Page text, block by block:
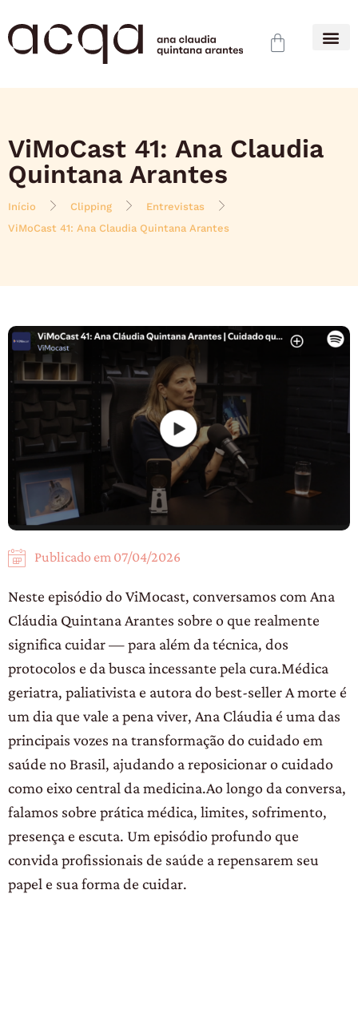
ViMoCast 41: Ana Claudia
Quintana Arantes
Início Clipping
Entrevistas
ViMoCast 41: Ana Claudia Quintana Arantes
Publicado em 07/04/2026
Neste episódio do ViMocast, conversamos com Ana
Cláudia Quintana Arantes sobre o que realmente
significa cuidar — para além da técnica, dos
protocolos e da busca incessante pela cura.Médica
geriatra, paliativista e autora do best-seller A morte é
um dia que vale a pena viver, Ana Cláudia é uma das
principais vozes na transformação do cuidado em
saúde no Brasil, ajudando a reposicionar o cuidado
como eixo central da medicina.Ao longo da conversa,
falamos sobre prática médica, limites, sofrimento,
presença e escuta. Um episódio profundo que
convida profissionais de saúde a repensarem seu
papel e sua forma de cuidar.